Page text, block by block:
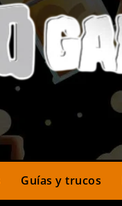
Guías y trucos